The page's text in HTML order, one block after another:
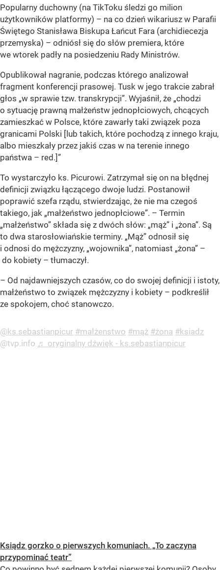
Popularny duchowny (na TikToku śledzi go milion
użytkowników platformy) – na co dzień wikariusz w Parafii
Świętego Stanisława Biskupa Łańcut Fara (archidiecezja
przemyska) – odniósł się do słów premiera, które
we wtorek padły na posiedzeniu Rady Ministrów.
Opublikował nagranie, podczas którego analizował
fragment konferencji prasowej. Tusk w jego trakcie zabrał
głos „w sprawie tzw. transkrypcji”. Wyjaśnił, że „chodzi
o sytuację prawną małżeństw jednopłciowych, chcących
zamieszkać w Polsce, które zawarły taki związek poza
granicami Polski [lub takich, które pochodzą z innego kraju,
albo mieszkały przez jakiś czas w na terenie innego
państwa – red.]”
To wystarczyło ks. Picurowi. Zatrzymał się on na błędnej
definicji związku łączącego dwoje ludzi. Postanowił
poprawić szefa rządu, stwierdzając, że nie ma czegoś
takiego, jak „małżeństwo jednopłciowe”. – Termin
„małżeństwo” składa się z dwóch słów: „mąż” i „żona”. Są
to dwa starosłowiańskie terminy. „Mąż” odnosił się
i odnosi do mężczyzny, „wojownika”, natomiast „żona” –
do kobiety – tłumaczył.
– Od najdawniejszych czasów, co do swojej definicji i istoty,
małżeństwo to związek mężczyzny i kobiety – podkreślił
ze spokojem, choć stanowczo.
@ks.sebastianpicur #małżenstwo #mąż #żona #ksiadz
@tvp.info ♬ oryginalny dźwięk - ks.sebastianpicur
Ksiądz gorzko o pierwszych komuniach. „To zaczyna
przypominać teatr”